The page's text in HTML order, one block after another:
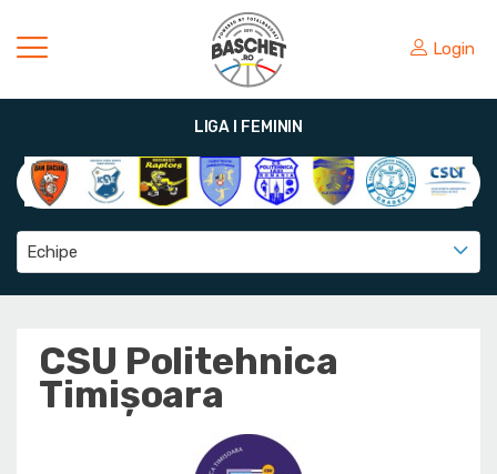
Login
LIGA I FEMININ
Echipe
CSU Politehnica
Timișoara